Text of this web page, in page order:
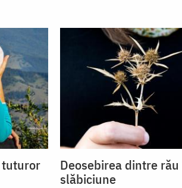
tuturor
Deosebirea dintre rău
slăbiciune